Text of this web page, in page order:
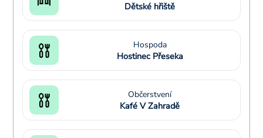
Dětské hřiště
Hospoda
Hostinec Přeseka
Občerstvení
Kafé V Zahradě